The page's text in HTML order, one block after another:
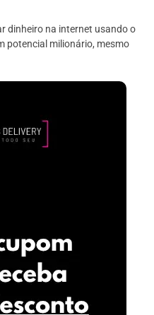
dinheiro na internet usando o
potencial milionário, mesmo